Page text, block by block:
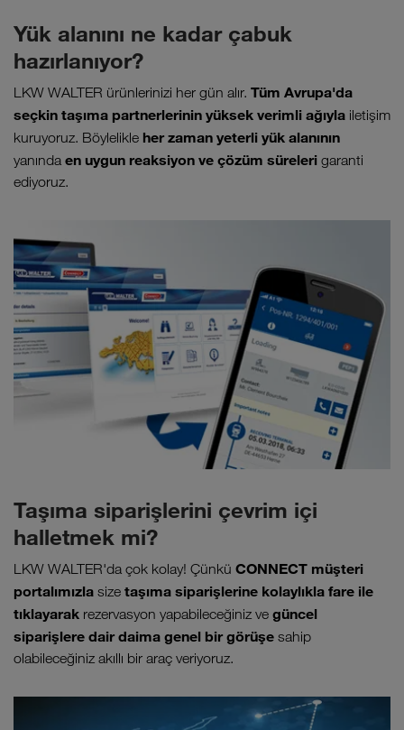
Yük alanını ne kadar çabuk
hazırlanıyor?
LKW WALTER ürünlerinizi her gün alır. Tüm Avrupa'da
seçkin taşıma partnerlerinin yüksek verimli ağıyla iletişim
kuruyoruz. Böylelikle her zaman yeterli yük alanının
yanında en uygun reaksiyon ve çözüm süreleri garanti
ediyoruz.
Taşıma siparişlerini çevrim içi
halletmek mi?
LKW WALTER'da çok kolay! Çünkü CONNECT müşteri
portalımızla size taşıma siparişlerine kolaylıkla fare ile
tıklayarak rezervasyon yapabileceğiniz ve güncel
siparişlere dair daima genel bir görüşe sahip
olabileceğiniz akıllı bir araç veriyoruz.